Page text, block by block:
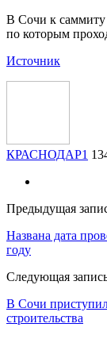
В Сочи к саммиту
по которым
Источник
КРАСНОДАР1
Предыдущая
Названа дата
году
Следующая
В Сочи
строительства